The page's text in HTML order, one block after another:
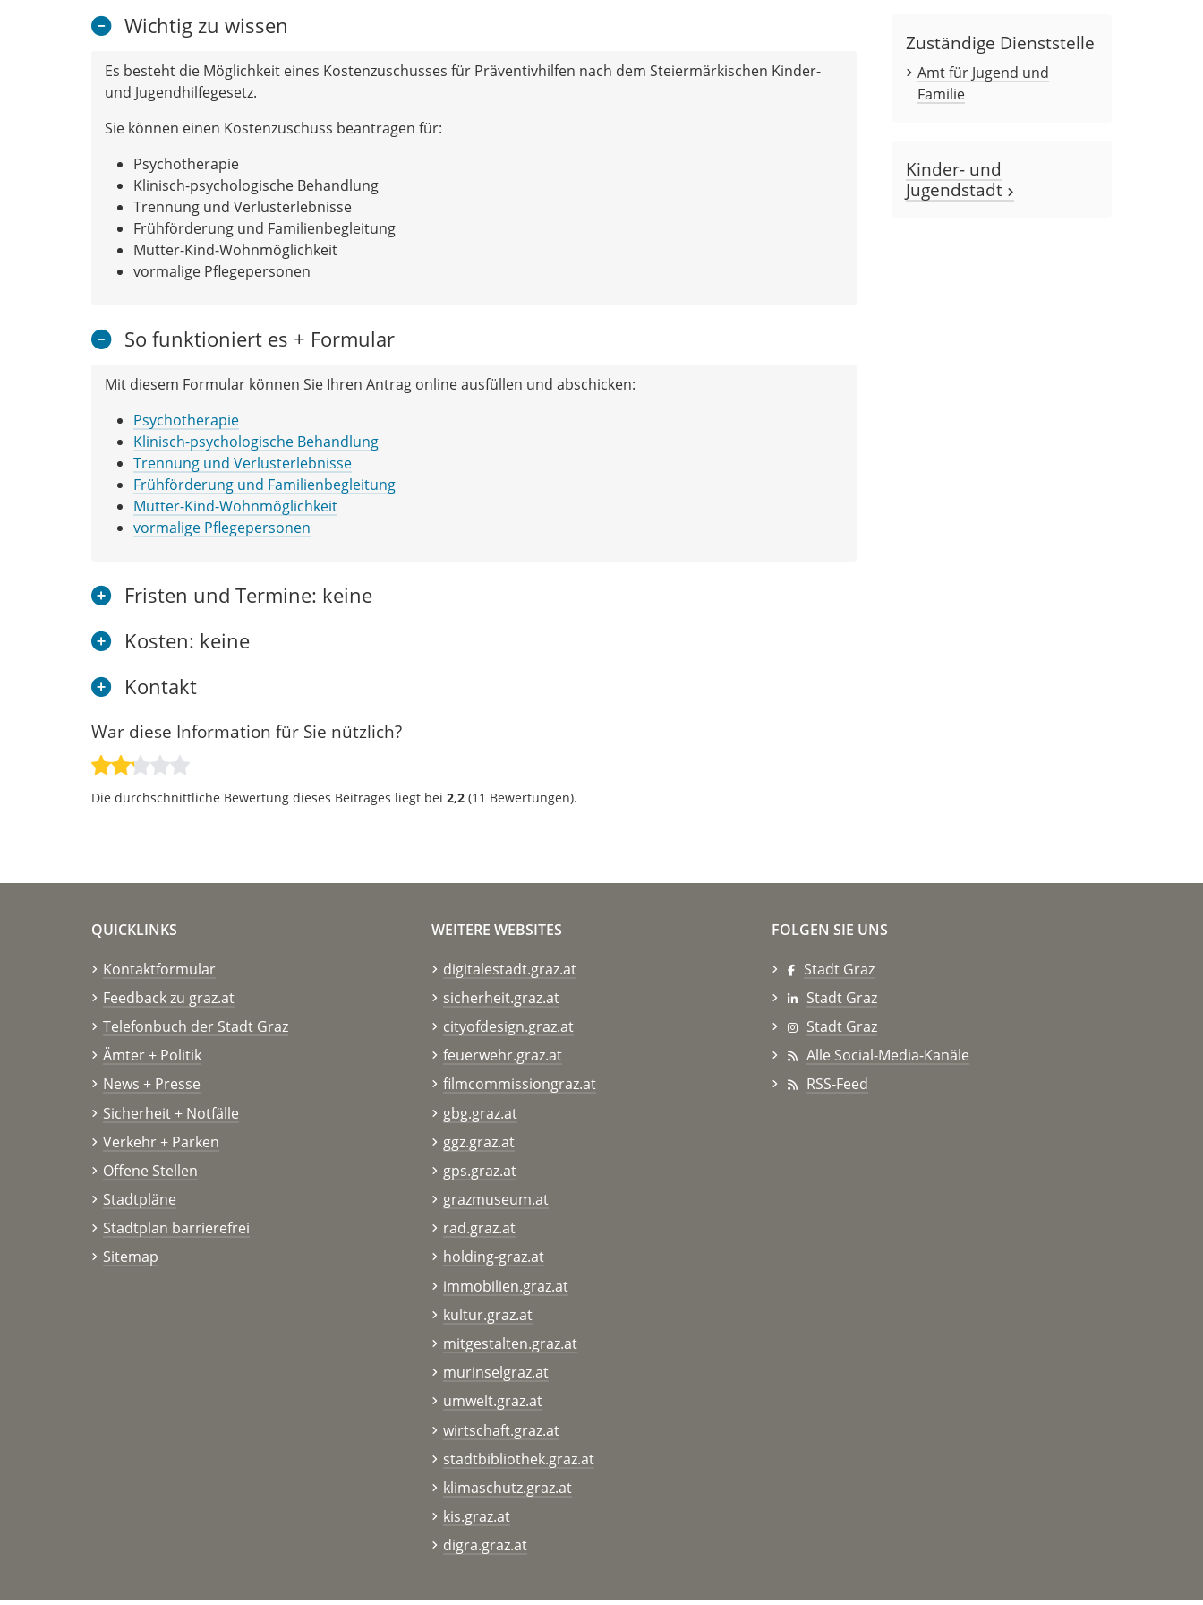
Wichtig zu wissen
Es besteht die Möglichkeit eines Kostenzuschusses für Präventivhilfen nach dem Steiermärkischen Kinder-
und Jugendhilfegesetz.
Sie können einen Kostenzuschuss beantragen für:
Psychotherapie
Klinisch-psychologische Behandlung
Trennung und Verlusterlebnisse
Frühförderung und Familienbegleitung
Mutter-Kind-Wohnmöglichkeit
vormalige Pflegepersonen
So funktioniert es + Formular
Mit diesem Formular können Sie Ihren Antrag online ausfüllen und abschicken:
Psychotherapie
Klinisch-psychologische Behandlung
Trennung und Verlusterlebnisse
Frühförderung und Familienbegleitung
Mutter-Kind-Wohnmöglichkeit
vormalige Pflegepersonen
Fristen und Termine: keine
Kosten: keine
Kontakt
War diese Information für Sie nützlich?
Die durchschnittliche Bewertung dieses Beitrages liegt bei 2,2 (11 Bewertungen).
Zuständige Dienststelle
Amt für Jugend und
Familie
Kinder- und
Jugendstadt
QUICKLINKS
Kontaktformular
Feedback zu graz.at
Telefonbuch der Stadt Graz
Ämter + Politik
News + Presse
Sicherheit + Notfälle
Verkehr + Parken
Offene Stellen
Stadtpläne
Stadtplan barrierefrei
Sitemap
WEITERE WEBSITES
digitalestadt.graz.at
sicherheit.graz.at
cityofdesign.graz.at
feuerwehr.graz.at
filmcommissiongraz.at
gbg.graz.at
ggz.graz.at
gps.graz.at
grazmuseum.at
rad.graz.at
holding-graz.at
immobilien.graz.at
kultur.graz.at
mitgestalten.graz.at
murinselgraz.at
umwelt.graz.at
wirtschaft.graz.at
stadtbibliothek.graz.at
klimaschutz.graz.at
kis.graz.at
digra.graz.at
FOLGEN SIE UNS
Stadt Graz
Stadt Graz
Stadt Graz
Alle Social-Media-Kanäle
RSS-Feed